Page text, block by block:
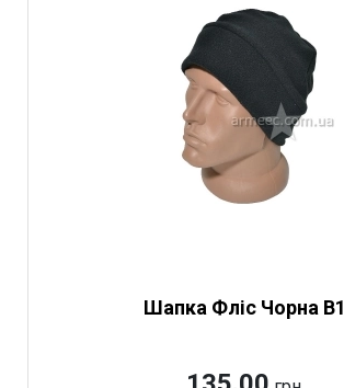
Шапка Фліс Чорна B1